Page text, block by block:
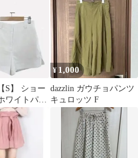
ー フェミニン
S】 ショー
ワイトパン
リット カジ
¥ 1,000
dazzlin ガウチョパンツ
キュロッツ F